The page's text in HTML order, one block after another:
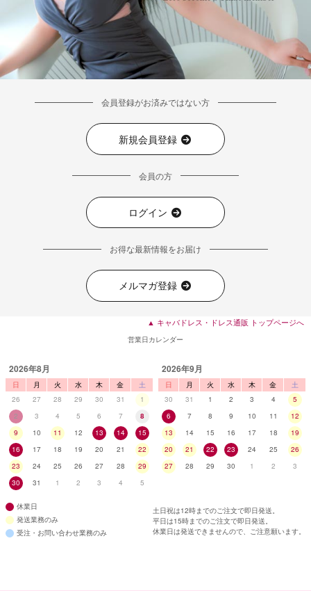
■ディティール
会員登録がお済みではない方
新規会員登録
会員の方
ログイン
お得な最新情報をお届け
メルマガ登録
▲ キャバドレス・ドレス通販 トップページへ
営業日カレンダー
2026年8月
日 月 火 水 木 金
土
26
27 28 29 30 31
1
2
3 4 5 6 7
8
9
10 11 12 13 14
15
16
17 18 19 20 21
22
23
24 25 26 27 28
29
30
31 1 2 3 4 5
2026年9月
日 月 火 水 木 金
土
30
31 1 2 3 4
5
6
7 8 9 10 11
12
13
14 15 16 17 18
19
20
21 22 23 24 25
26
27
28 29 30 1 2 3
休業日
発送業務のみ
受注・お問い合わせ業務のみ
土日祝は12時までのご注文で即日発送。
平日は15時までのご注文で即日発送。
休業日は発送できませんので、ご注意願います。